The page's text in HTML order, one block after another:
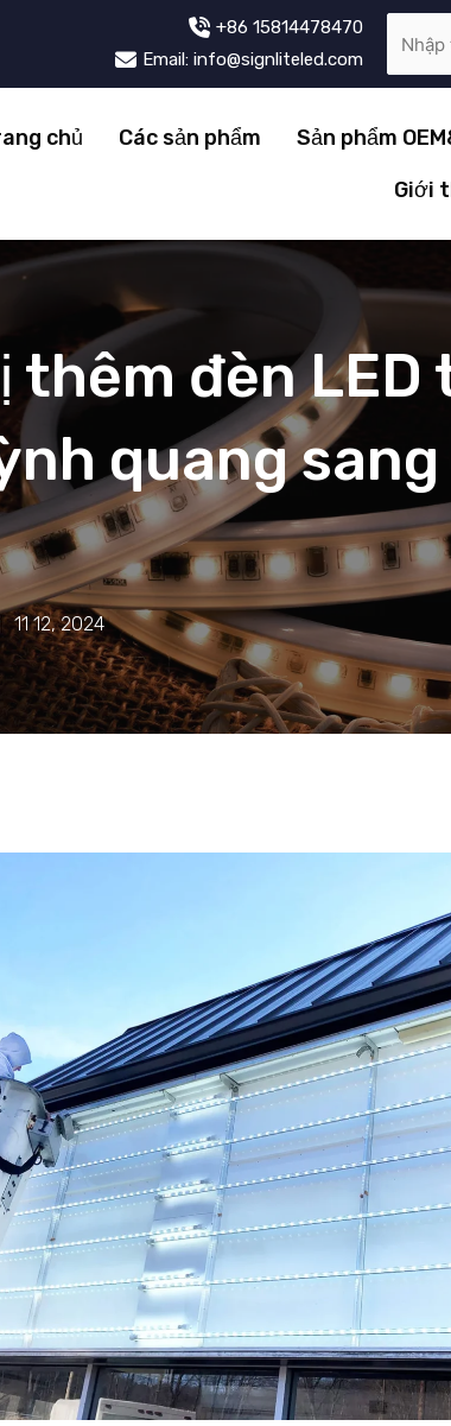
+86 15814478470
Email: info@signliteled.com
chủ Các sản phẩm Sản phẩm
Giới
thêm đèn LED
quang sang
11 12, 2024